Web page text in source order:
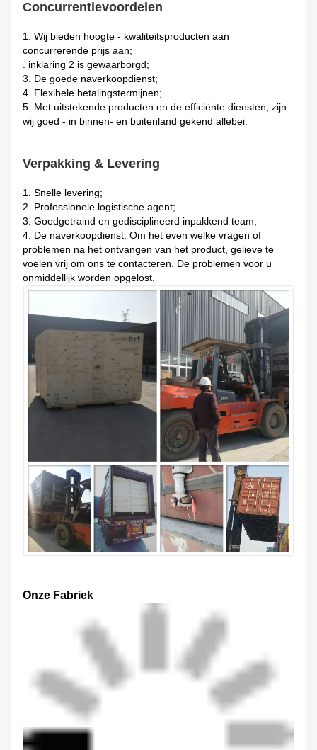
Concurrentievoordelen
1. Wij bieden hoogte - kwaliteitsproducten aan
concurrerende prijs aan;
. inklaring 2 is gewaarborgd;
3. De goede naverkoopdienst;
4. Flexibele betalingstermijnen;
5. Met uitstekende producten en de efficiënte diensten, zijn
wij goed - in binnen- en buitenland gekend allebei.
Verpakking & Levering
1. Snelle levering;
2. Professionele logistische agent;
3. Goedgetraind en gedisciplineerd inpakkend team;
4. De naverkoopdienst: Om het even welke vragen of
problemen na het ontvangen van het product, gelieve te
voelen vrij om ons te contacteren. De problemen voor u
onmiddellijk worden opgelost.
Onze Fabriek